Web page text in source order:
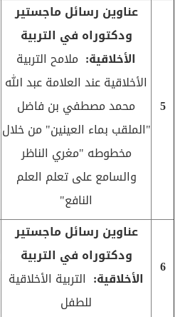
5
عناوين رسائل ماجستير
ودكتوراه في التربية
الأخلاقية: ملامح التربية
الأخلاقية عند العلامة عبد الله
محمد مصطفي بن فاضل
"الملقب بماء العينين" من خلال
مخطوطه "مغري الناظر
والسامع على تعلم العلم
النافع"
6
عناوين رسائل ماجستير
ودكتوراه في التربية
الأخلاقية: التربية الأخلاقية
للطفل